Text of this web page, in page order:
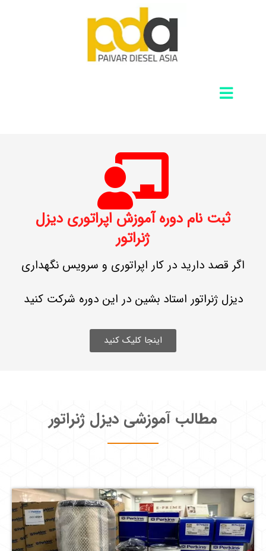
ثبت نام دوره آموزش اپراتوری دیزل
ژنراتور
اگر قصد دارید در کار اپراتوری و سرویس نگهداری
دیزل ژنراتور استاد بشین در این دوره شرکت کنید
اینجا کلیک کنید
مطالب آموزشی دیزل ژنراتور